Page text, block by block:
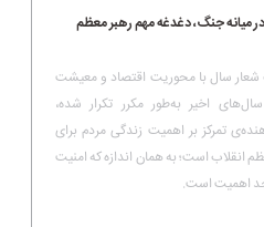
میانه جنگ، دغدغه مهم رهبر معظم
شعار سال با محوریت اقتصاد و معیشت
اخیر به‌طور مکرر تکرار شده،
تمرکز بر اهمیت زندگی مردم برای
انقلاب است؛ به همان اندازه که امنیت
اهمیت است.